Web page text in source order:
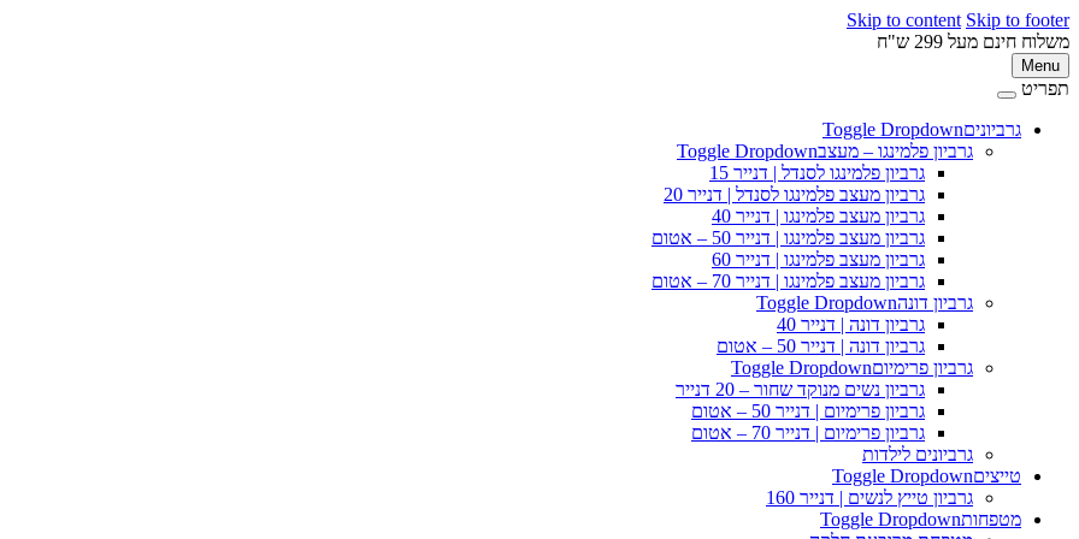
Skip to content Skip to footer
משלוח חינם מעל 299 ש"ח
Menu
תפריט
גרביוניםToggle Dropdown
גרביון פלמינגו – מעצבToggle Dropdown
גרביון פלמינגו לסנדל | דנייר 15
גרביון מעצב פלמינגו לסנדל | דנייר 20
גרביון מעצב פלמינגו | דנייר 40
גרביון מעצב פלמינגו | דנייר 50 – אטום
גרביון מעצב פלמינגו | דנייר 60
גרביון מעצב פלמינגו | דנייר 70 – אטום
גרביון דונהToggle Dropdown
גרביון דונה | דנייר 40
גרביון דונה | דנייר 50 – אטום
גרביון פרימיוםToggle Dropdown
גרביון נשים מנוקד שחור – 20 דנייר
גרביון פרימיום | דנייר 50 – אטום
גרביון פרימיום | דנייר 70 – אטום
גרביונים לילדות
טייציםToggle Dropdown
גרביון טייץ לנשים | דנייר 160
מטפחותToggle Dropdown